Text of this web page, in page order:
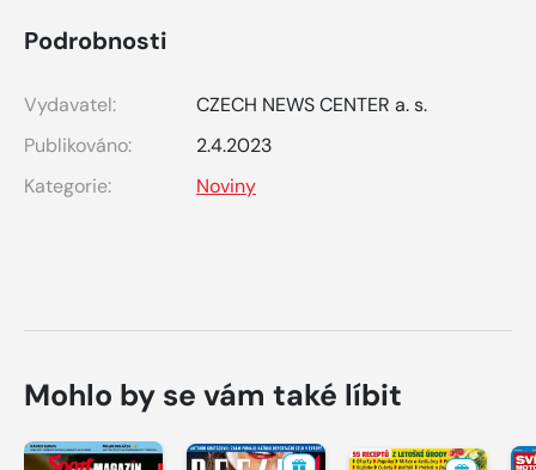
Podrobnosti
Vydavatel:
CZECH NEWS CENTER a. s.
Publikováno:
2.4.2023
Kategorie:
Noviny
Mohlo by se vám také líbit